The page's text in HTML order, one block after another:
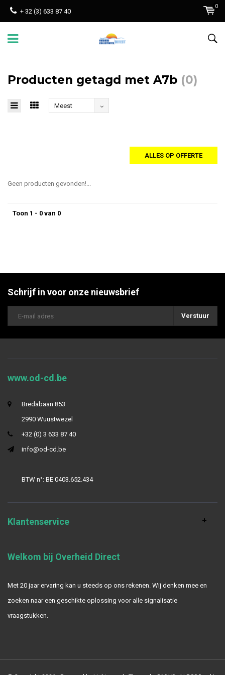
+ 32 (3) 633 87 40
0
Producten getagd met A7b (0)
Meest
ALLES OP OFFERTE
Geen producten gevonden!...
Toon 1 - 0 van 0
Schrijf in voor onze nieuwsbrief
Verstuur
www.od-cd.be
Bredabaan 853
2990 Wuustwezel
+32 (0) 3 633 87 40
info@od-cd.be
BTW n°: BE 0403.652.434
Klantenservice
Welkom bij Overheid Direct
Met 20 jaar ervaring kan u steeds op ons rekenen. Wij denken mee en
zoeken naar een geschikte oplossing voor alle signalisatie
vraagstukken.